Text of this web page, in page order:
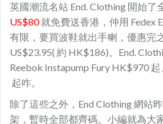
英國潮流名站 End. Clothing 開始了
US$80就免費送香港，仲用 Fedex
有限，要買波鞋就出手喇，優惠完
US$23.95( 約 HK$186)。End.
Reebok Instapump Fury HK$970
起咋。
除了這些之外，End Clothing 網站
架，暫時全部都齊碼。小編就為大